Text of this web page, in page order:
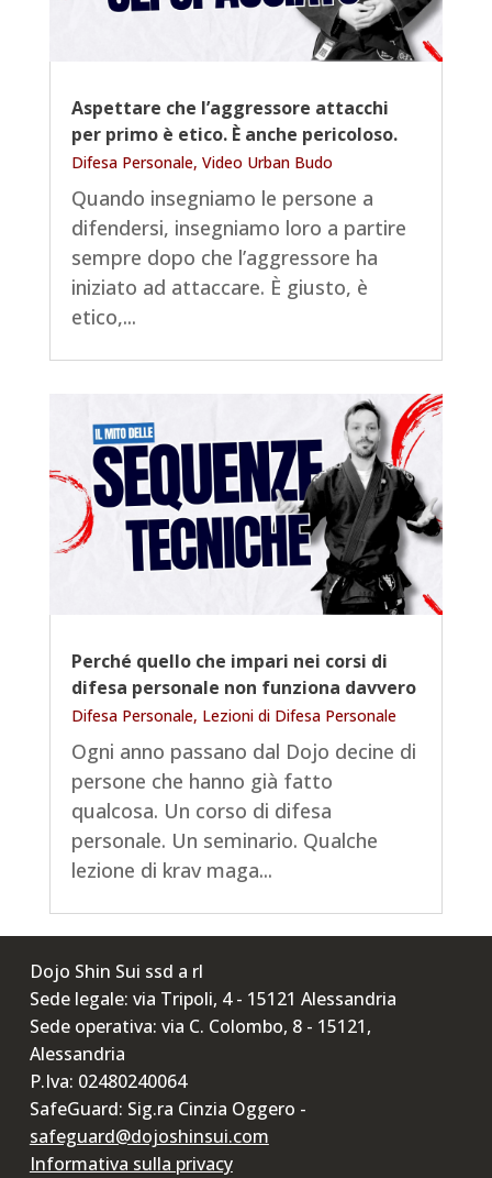
Aspettare che l’aggressore attacchi
per primo è etico. È anche pericoloso.
Difesa Personale, Video Urban Budo
Quando insegniamo le persone a
difendersi, insegniamo loro a partire
sempre dopo che l’aggressore ha
iniziato ad attaccare. È giusto, è
etico,...
Perché quello che impari nei corsi di
difesa personale non funziona davvero
Difesa Personale, Lezioni di Difesa Personale
Ogni anno passano dal Dojo decine di
persone che hanno già fatto
qualcosa. Un corso di difesa
personale. Un seminario. Qualche
lezione di krav maga...
Dojo Shin Sui ssd a rl
Sede legale: via Tripoli, 4 - 15121 Alessandria
Sede operativa: via C. Colombo, 8 - 15121,
Alessandria
P.Iva: 02480240064
SafeGuard: Sig.ra Cinzia Oggero -
safeguard@dojoshinsui.com
Informativa sulla privacy